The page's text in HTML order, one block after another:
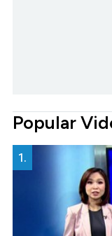
Popular
1.